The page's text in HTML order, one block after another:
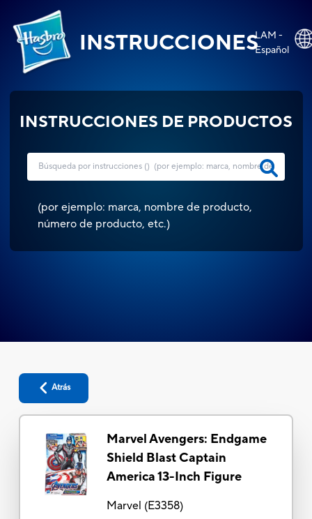
INSTRUCCIONESLAM -
Español
INSTRUCCIONES DE PRODUCTOS
(por ejemplo: marca, nombre de producto,
número de producto, etc.)
Atrás
Marvel Avengers: Endgame
Shield Blast Captain
America 13-Inch Figure
Marvel (E3358)